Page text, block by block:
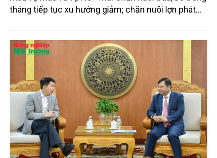
duy trì ổn định, tập trung vào chăm sóc lúa, hoa
màu vụ mùa và vụ Hè -Thu. Chăn nuôi trâu, bò trong
tháng tiếp tục xu hướng giảm; chăn nuôi lợn phát
triển ổn định; chăn nuôi gia cầm duy trì đà tăng
trưởng khá. Diện tích rừng trồng mới và sản lượng
thủy sản đều tăng nhẹ.